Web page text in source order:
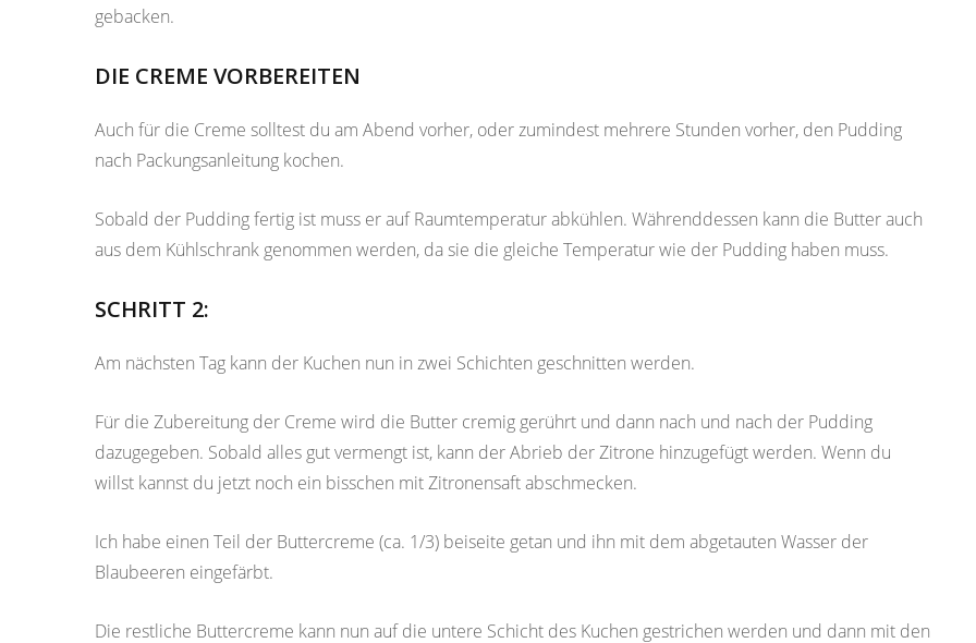
gebacken.
DIE CREME VORBEREITEN
Auch für die Creme solltest du am Abend vorher, oder zumindest mehrere Stunden vorher, den Pudding
nach Packungsanleitung kochen.
Sobald der Pudding fertig ist muss er auf Raumtemperatur abkühlen. Währenddessen kann die Butter auch
aus dem Kühlschrank genommen werden, da sie die gleiche Temperatur wie der Pudding haben muss.
SCHRITT 2:
Am nächsten Tag kann der Kuchen nun in zwei Schichten geschnitten werden.
Für die Zubereitung der Creme wird die Butter cremig gerührt und dann nach und nach der Pudding
dazugegeben. Sobald alles gut vermengt ist, kann der Abrieb der Zitrone hinzugefügt werden. Wenn du
willst kannst du jetzt noch ein bisschen mit Zitronensaft abschmecken.
Ich habe einen Teil der Buttercreme (ca. 1/3) beiseite getan und ihn mit dem abgetauten Wasser der
Blaubeeren eingefärbt.
Die restliche Buttercreme kann nun auf die untere Schicht des Kuchen gestrichen werden und dann mit den